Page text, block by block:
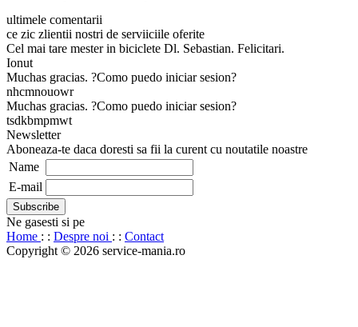
ultimele comentarii
ce zic zlientii nostri de serviiciile oferite
Cel mai tare mester in biciclete Dl. Sebastian. Felicitari.
Ionut
Muchas gracias. ?Como puedo iniciar sesion?
nhcmnouowr
Muchas gracias. ?Como puedo iniciar sesion?
tsdkbmpmwt
Newsletter
Aboneaza-te daca doresti sa fii la curent cu noutatile noastre
Name
E-mail
Ne gasesti si pe
Home : : Despre noi : : Contact
Copyright © 2026 service-mania.ro